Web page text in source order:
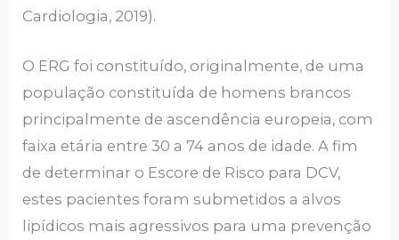
Cardiologia, 2019).
O ERG foi constituído, originalmente, de uma
população constituída de homens brancos
principalmente de ascendência europeia, com
faixa etária entre 30 a 74 anos de idade. A fim
de determinar o Escore de Risco para DCV,
estes pacientes foram submetidos a alvos
lipídicos mais agressivos para uma prevenção